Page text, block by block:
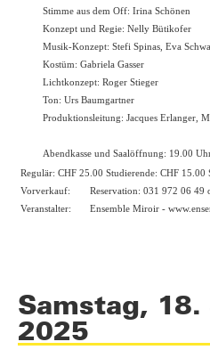
Stimme aus dem Off: Irina Schönen
Konzept und Regie: Nelly Bütikofer
Musik-Konzept: Stefi Spinas, Eva
Kostüm: Gabriela Gasser
Lichtkonzept: Roger Stieger
Ton: Urs Baumgartner
Produktionsleitung: Jacques Erlanger,
Abendkasse und Saalöffnung: 19.00
Regulär: CHF 25.00 Studierende: CHF 15.00
Vorverkauf:
Reservation: 031 972 06 49
Veranstalter:
Ensemble Miroir -
Samstag,
2025